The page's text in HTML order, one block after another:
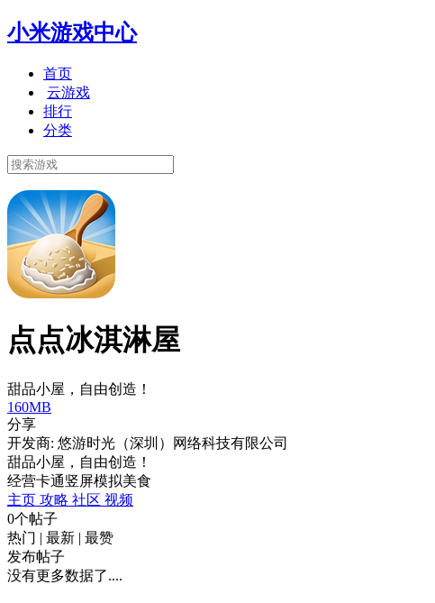
小米游戏中心
首页
云游戏
排行
分类
点点冰淇淋屋
甜品小屋，自由创造！
160MB
分享
开发商: 悠游时光（深圳）网络科技有限公司
甜品小屋，自由创造！
经营卡通竖屏模拟美食
主页 攻略 社区 视频
0个帖子
热门 | 最新 | 最赞
发布帖子
没有更多数据了....